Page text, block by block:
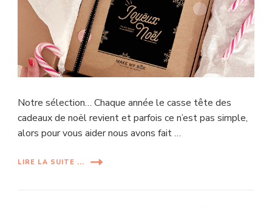
Notre sélection… Chaque année le casse tête des
cadeaux de noël revient et parfois ce n’est pas simple,
alors pour vous aider nous avons fait …
LIRE LA SUITE ...